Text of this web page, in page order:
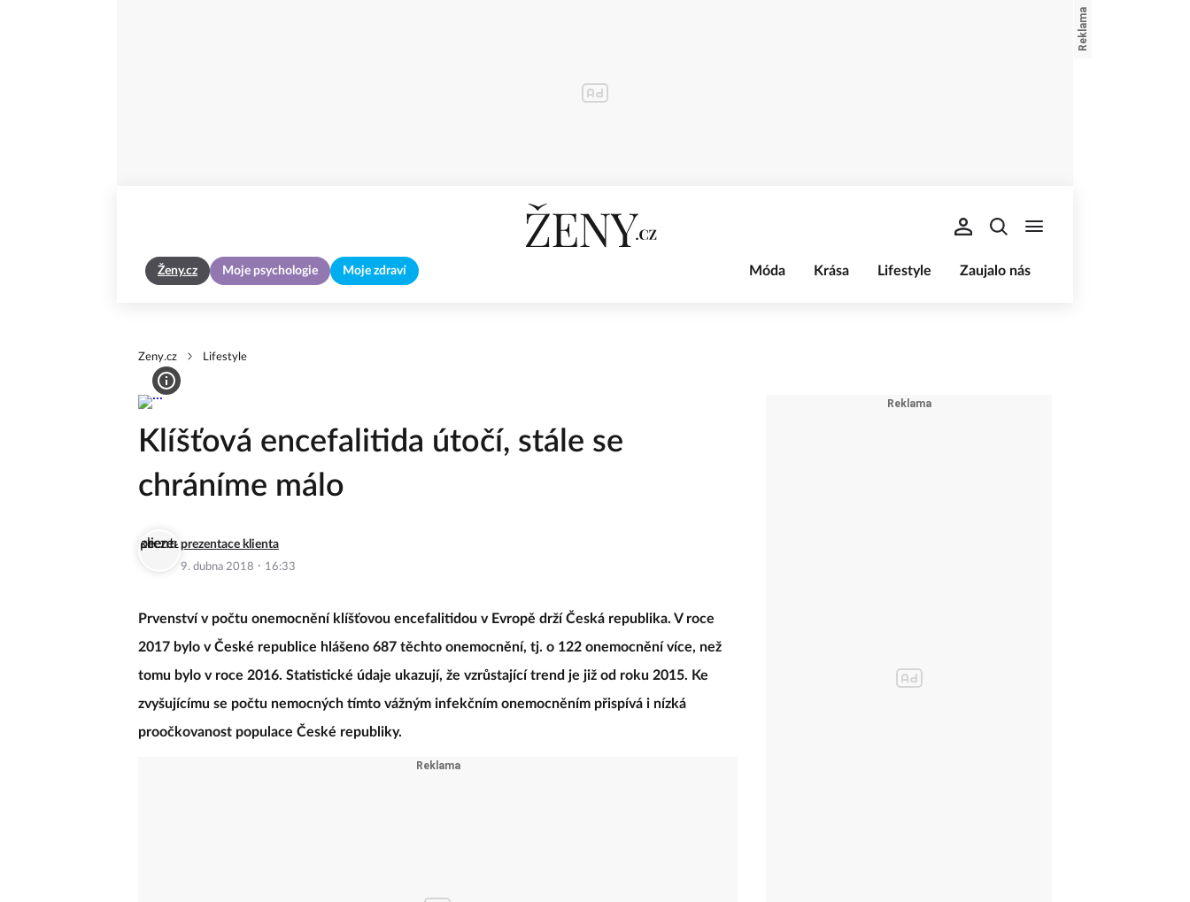
Ženy.cz Moje psychologie Moje zdraví Móda Krása Lifestyle Zaujalo nás
Zeny.cz Lifestyle
Klíšťová encefalitida útočí, stále se
chráníme málo
prezentace klienta
9. dubna 2018 · 16:33
Prvenství v počtu onemocnění klíšťovou encefalitidou v Evropě drží Česká republika. V roce
2017 bylo v České republice hlášeno 687 těchto onemocnění, tj. o 122 onemocnění více, než
tomu bylo v roce 2016. Statistické údaje ukazují, že vzrůstající trend je již od roku 2015. Ke
zvyšujícímu se počtu nemocných tímto vážným infekčním onemocněním přispívá i nízká
proočkovanost populace České republiky.